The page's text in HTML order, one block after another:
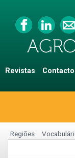
Revistas
Regiões